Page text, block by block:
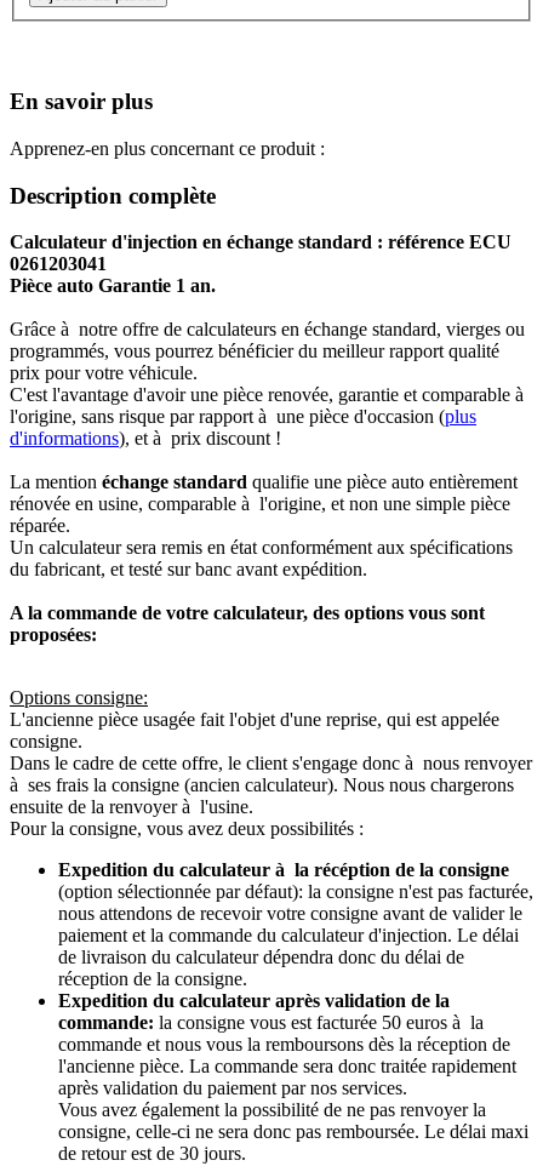
En savoir plus
Apprenez-en plus concernant ce produit :
Description complète
Calculateur d'injection en échange standard : référence ECU
0261203041
Pièce auto Garantie 1 an.
Grâce à notre offre de calculateurs en échange standard, vierges ou
programmés, vous pourrez bénéficier du meilleur rapport qualité
prix pour votre véhicule.
C'est l'avantage d'avoir une pièce renovée, garantie et comparable à
l'origine, sans risque par rapport à une pièce d'occasion (plus
d'informations), et à prix discount !
La mention échange standard qualifie une pièce auto entièrement
rénovée en usine, comparable à l'origine, et non une simple pièce
réparée.
Un calculateur sera remis en état conformément aux spécifications
du fabricant, et testé sur banc avant expédition.
A la commande de votre calculateur, des options vous sont
proposées:
Options consigne:
L'ancienne pièce usagée fait l'objet d'une reprise, qui est appelée
consigne.
Dans le cadre de cette offre, le client s'engage donc à nous renvoyer
à ses frais la consigne (ancien calculateur). Nous nous chargerons
ensuite de la renvoyer à l'usine.
Pour la consigne, vous avez deux possibilités :
Expedition du calculateur à la récéption de la consigne
(option sélectionnée par défaut): la consigne n'est pas facturée,
nous attendons de recevoir votre consigne avant de valider le
paiement et la commande du calculateur d'injection. Le délai
de livraison du calculateur dépendra donc du délai de
réception de la consigne.
Expedition du calculateur après validation de la
commande: la consigne vous est facturée 50 euros à la
commande et nous vous la remboursons dès la réception de
l'ancienne pièce. La commande sera donc traitée rapidement
après validation du paiement par nos services.
Vous avez également la possibilité de ne pas renvoyer la
consigne, celle-ci ne sera donc pas remboursée. Le délai maxi
de retour est de 30 jours.